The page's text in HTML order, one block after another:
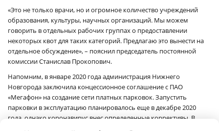
«Это не только врачи, но и огромное количество учреждений
образования, культуры, научных организаций. Мы можем
говорить в отдельных рабочих группах о предоставлении
некоторых квот для таких категорий. Предлагаю это вынести на
отдельное обсуждение», – пояснил председатель постоянной
комиссии Станислав Прокопович.
Напомним, в январе 2020 года администрация Нижнего
Новгорода заключила концессионное соглашение с ПАО
«Мегафон» на создание сети платных парковок. Запустить
парковки в эксплуатацию планировалось еще в декабре 2020
года, однако коронавирус внес определенные коррективы. В